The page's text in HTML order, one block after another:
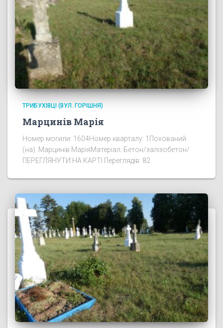
ТРИБУХІВЦІ (ВУЛ. ГОРІШНЯ)
Марцинів Марія
Номер могили: 1604Номер кварталу: 1Похований
(на): Марцинів МаріяМатеріал: Бетон/залізобетон/
ПЕРЕГЛЯНУТИ НА КАРТІ Переглядів: 82